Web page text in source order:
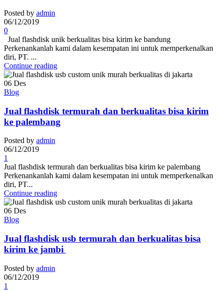
Posted by admin
06/12/2019
0
Jual flashdisk unik berkualitas bisa kirim ke bandung
Perkenankanlah kami dalam kesempatan ini untuk memperkenalkan
diri, PT. ...
Continue reading
06 Des
Blog
Jual flashdisk termurah dan berkualitas bisa kirim
ke palembang
Posted by admin
06/12/2019
1
Jual flashdisk termurah dan berkualitas bisa kirim ke palembang
Perkenankanlah kami dalam kesempatan ini untuk memperkenalkan
diri, PT...
Continue reading
06 Des
Blog
Jual flashdisk usb termurah dan berkualitas bisa
kirim ke jambi
Posted by admin
06/12/2019
1